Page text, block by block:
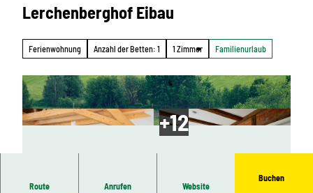
Lerchenberghof Eibau
Ferienwohnung Anzahl der Betten: 1 1 Zimmer Familienurlaub
Route Anrufen Website
Buchen
Der Lerchenberghof ist ein familiengeführter und